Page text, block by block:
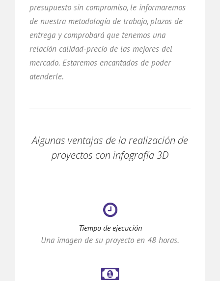
presupuesto sin compromiso, le informaremos
de nuestra metodología de trabajo, plazos de
entrega y comprobará que tenemos una
relación calidad-precio de las mejores del
mercado. Estaremos encantados de poder
atenderle.
Algunas ventajas de la realización de
proyectos con infografía 3D
Tiempo de ejecución
Una imagen de su proyecto en 48 horas.